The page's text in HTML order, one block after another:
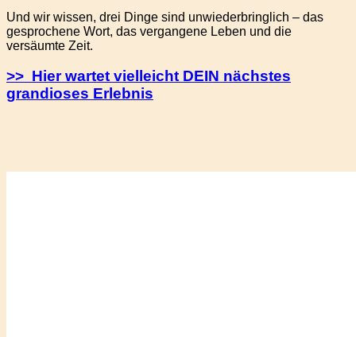
Und wir wissen, drei Dinge sind unwiederbringlich – das
gesprochene Wort, das vergangene Leben und die
versäumte Zeit.
>> Hier wartet vielleicht DEIN nächstes
grandioses Erlebnis